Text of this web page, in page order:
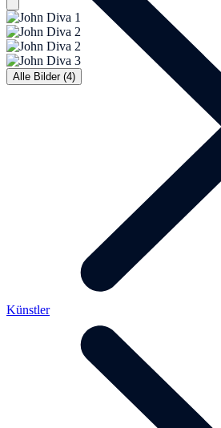
Alle Bilder (4)
Künstler